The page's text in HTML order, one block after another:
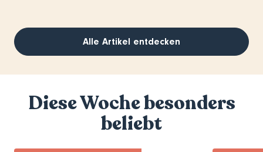
Alle Artikel entdecken
Diese Woche besonders
beliebt